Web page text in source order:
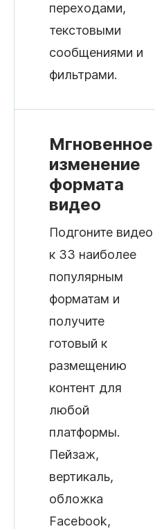
переходами,
текстовыми
сообщениями и
фильтрами.
Мгновенное
изменение
формата
видео
Подгоните видео
к 33 наиболее
популярным
форматам и
получите
готовый к
размещению
контент для
любой
платформы.
Пейзаж,
вертикаль,
обложка
Facebook,